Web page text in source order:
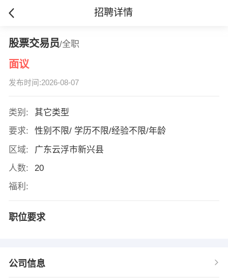
招聘详情
股票交易员/全职
面议
发布时间:2026-08-07
类别:
其它类型
要求:
性别不限/ 学历不限/经验不限/年龄
区域:
广东云浮市新兴县
人数:
20
福利:
职位要求
公司信息